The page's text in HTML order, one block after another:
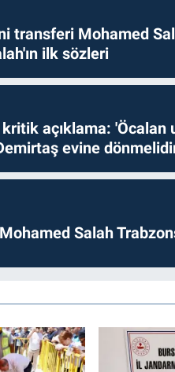
transferi Mohamed
ilk sözleri
açıklama: 'Öcalan
evine
Salah